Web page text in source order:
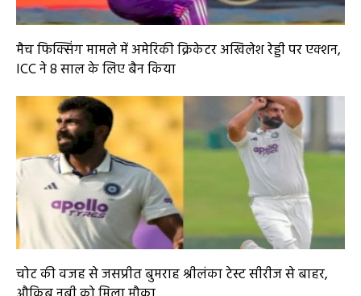
मैच फिक्सिंग मामले में अमेरिकी क्रिकेटर अखिलेश रेड्डी पर एक्शन,
ICC ने 8 साल के लिए बैन किया
चोट की वजह से जसप्रीत बुमराह श्रीलंका टेस्ट सीरीज से बाहर,